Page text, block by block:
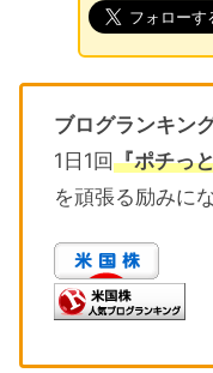
ブログランキン
1日1回『ポチっ
を頑張る励みに